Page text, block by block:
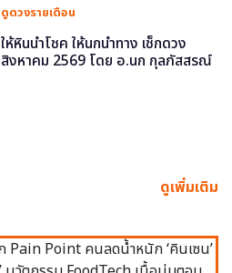
ดูดวงรายเดือน
ให้หินนำโชค ให้นกนำทาง เช็กดวง
สิงหาคม 2569 โดย อ.นก กุลภัสสรณ์
ดูเพิ่มเติม